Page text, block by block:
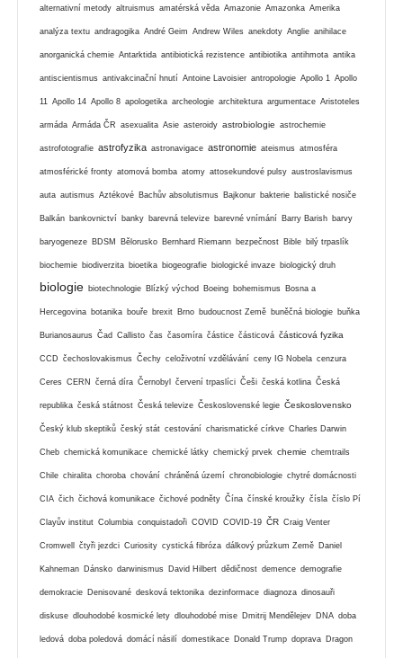
alternativní metody altruismus amatérská věda Amazonie Amazonka Amerika
analýza textu andragogika André Geim Andrew Wiles anekdoty Anglie anihilace
anorganická chemie Antarktida antibiotická rezistence antibiotika antihmota antika
antiscientismus antivakcinační hnutí Antoine Lavoisier antropologie Apollo 1 Apollo
11 Apollo 14 Apollo 8 apologetika archeologie architektura argumentace Aristoteles
armáda Armáda ČR asexualita Asie asteroidy astrobiologie astrochemie
astrofotografie astrofyzika astronavigace astronomie ateismus atmosféra
atmosférické fronty atomová bomba atomy attosekundové pulsy austroslavismus
auta autismus Aztékové Bachův absolutismus Bajkonur bakterie balistické nosiče
Balkán bankovnictví banky barevná televize barevné vnímání Barry Barish barvy
baryogeneze BDSM Bělorusko Bernhard Riemann bezpečnost Bible bilý trpaslík
biochemie biodiverzita bioetika biogeografie biologické invaze biologický druh
biologie biotechnologie Blízký východ Boeing bohemismus Bosna a
Hercegovina botanika bouře brexit Brno budoucnost Země buněčná biologie buňka
Burianosaurus Čad Callisto čas časomíra částice částicová částicová fyzika
CCD čechoslovakismus Čechy celoživotní vzdělávání ceny IG Nobela cenzura
Ceres CERN černá díra Černobyl červení trpaslíci Češi česká kotlina Česká
republika česká státnost Česká televize Československé legie Československo
Český klub skeptiků český stát cestování charismatické církve Charles Darwin
Cheb chemická komunikace chemické látky chemický prvek chemie chemtrails
Chile chiralita choroba chování chráněná území chronobiologie chytré domácnosti
CIA čich čichová komunikace čichové podněty Čína čínské kroužky čísla číslo Pí
Clayův institut Columbia conquistadoři COVID COVID-19 ČR Craig Venter
Cromwell čtyři jezdci Curiosity cystická fibróza dálkový průzkum Země Daniel
Kahneman Dánsko darwinismus David Hilbert dědičnost demence demografie
demokracie Denisované desková tektonika dezinformace diagnoza dinosauři
diskuse dlouhodobé kosmické lety dlouhodobé mise Dmitrij Mendělejev DNA doba
ledová doba poledová domácí násilí domestikace Donald Trump doprava Dragon